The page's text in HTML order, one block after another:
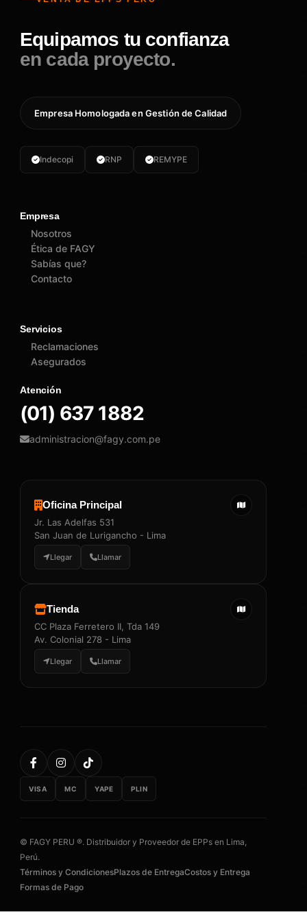
Equipamos tu confianza
en cada proyecto.
Empresa Homologada en Gestión de Calidad
Indecopi RNP REMYPE
Empresa
Nosotros
Ética de FAGY
Sabías que?
Contacto
Servicios
Reclamaciones
Asegurados
Atención
(01) 637 1882
administracion@fagy.com.pe
Oficina Principal
Jr. Las Adelfas 531
San Juan de Lurigancho - Lima
Llegar Llamar
Tienda
CC Plaza Ferretero II, Tda 149
Av. Colonial 278 - Lima
Llegar Llamar
VISA MC YAPE PLIN
© FAGY PERU ®. Distribuidor y Proveedor de EPPs en Lima,
Perú.
Términos y CondicionesPlazos de EntregaCostos y Entrega
Formas de Pago